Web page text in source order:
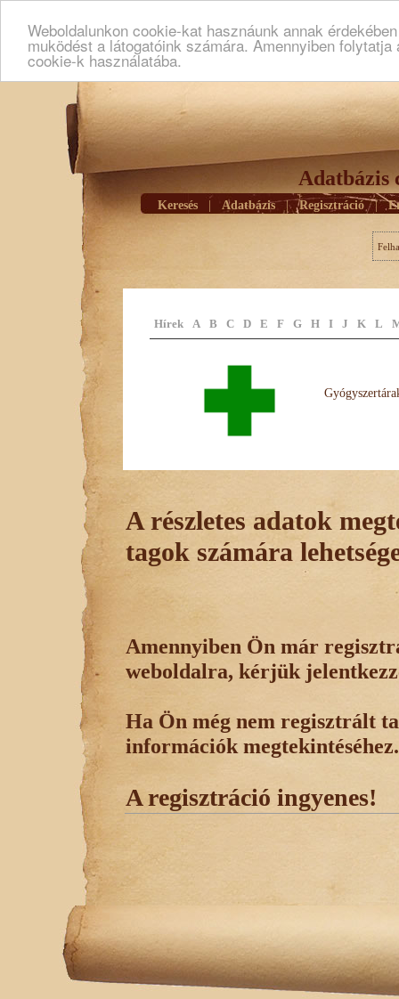
Weboldalunkon cookie-kat hasznáunk annak
muködést a látogatóink számára. Amennyiben
cookie-k használatába.
Adatbázis
Keresés Adatbázis | Regisztráció |
Hírek A B C D E F G H I J K L
A részletes adatok
tagok számára
Amennyiben Ön már
weboldalra, kérjük
Ha Ön még nem regisztrált
információk megtekintéséhez.
A regisztráció ingyenes!